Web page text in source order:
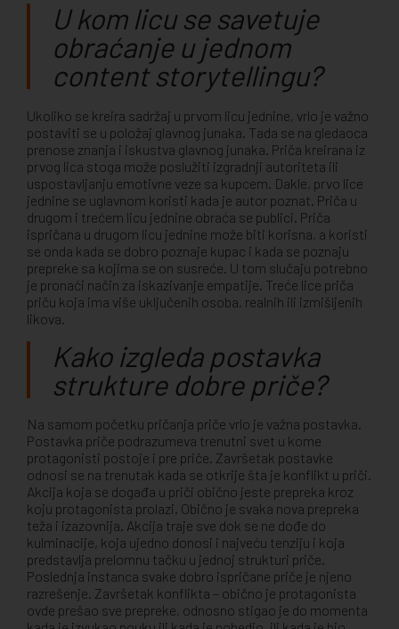
U kom licu se savetuje
obraćanje u jednom
content storytellingu?
Ukoliko se kreira sadržaj u prvom licu jednine, vrlo je važno
postaviti se u položaj glavnog junaka. Tada se na gledaoca
prenose znanja i iskustva glavnog junaka. Priča kreirana iz
prvog lica stoga može poslužiti izgradnji autoriteta ili
uspostavljanju emotivne veze sa kupcem. Dakle, prvo lice
jednine se uglavnom koristi kada je autor poznat. Priča u
drugom i trećem licu jednine obraća se publici. Priča
ispričana u drugom licu jednine može biti korisna, a koristi
se onda kada se dobro poznaje kupac i kada se poznaju
prepreke sa kojima se on susreće. U tom slučaju potrebno
je pronaći način za iskazivanje empatije. Treće lice priča
priču koja ima više uključenih osoba, realnih ili izmišljenih
likova.
Kako izgleda postavka
strukture dobre priče?
Na samom početku pričanja priče vrlo je važna postavka.
Postavka priče podrazumeva trenutni svet u kome
protagonisti postoje i pre priče. Završetak postavke
odnosi se na trenutak kada se otkrije šta je konflikt u priči.
Akcija koja se događa u priči obično jeste prepreka kroz
koju protagonista prolazi. Obično je svaka nova prepreka
teža i izazovnija. Akcija traje sve dok se ne dođe do
kulminacije, koja ujedno donosi i najveću tenziju i koja
predstavlja prelomnu tačku u jednoj strukturi priče.
Poslednja instanca svake dobro ispričane priče je njeno
razrešenje. Završetak konflikta – obično je protagonista
ovde prešao sve prepreke, odnosno stigao je do momenta